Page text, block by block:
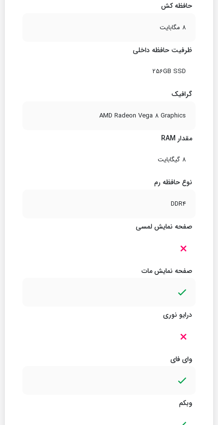
حافظه کش
8 مگابایت
ظرفیت حافظه داخلی
256GB SSD
گرافیک
AMD Radeon Vega 8 Graphics
مقدار RAM
8 گیگابایت
نوع حافظه رم
DDR4
صفحه نمایش لمسی
صفحه نمایش مات
درایو نوری
وای فای
وبکم